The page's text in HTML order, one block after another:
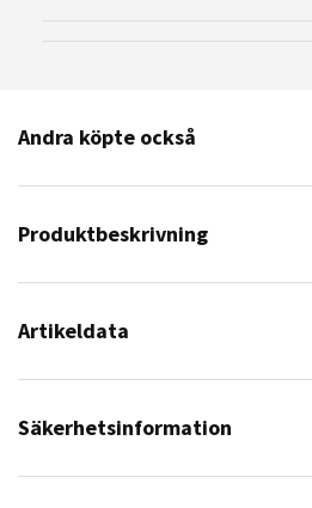
Andra köpte också
Produktbeskrivning
Artikeldata
Säkerhetsinformation